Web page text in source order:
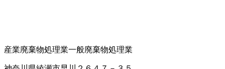
産業廃棄物処理業一般廃棄物処理業